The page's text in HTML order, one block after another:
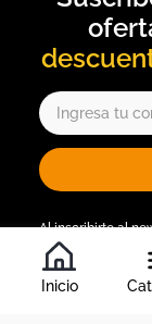
Inicio
Al inscribirte al
condiciones
, y